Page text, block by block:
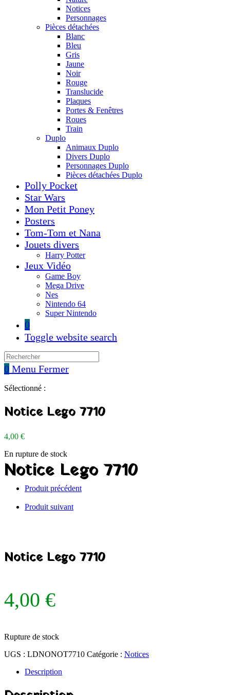
Notices
Personnages
Pièces détachées
Blanc
Bleu
Gris
Jaune
Noir
Rouge
Translucide
Plaques
Portes & Fenêtres
Roues
Train
Duplo
Animaux Duplo
Divers Duplo
Personnages Duplo
Pièces détachées Duplo
Polly Pocket
Star Wars
Mon Petit Poney
Posters
Tom-Tom et Nana
Jouets divers
Harry Potter
Jeux Vidéo
Game Boy
Mega Drive
Nes
Nintendo 64
Super Nintendo
0
Toggle website search
0 Menu Fermer
Sélectionné :
Notice Lego 7710
4,00 €
En rupture de stock
Notice Lego 7710
Produit précédent
Produit suivant
Notice Lego 7710
4,00 €
Rupture de stock
UGS : LDNONOT7710 Catégorie : Notices
Description